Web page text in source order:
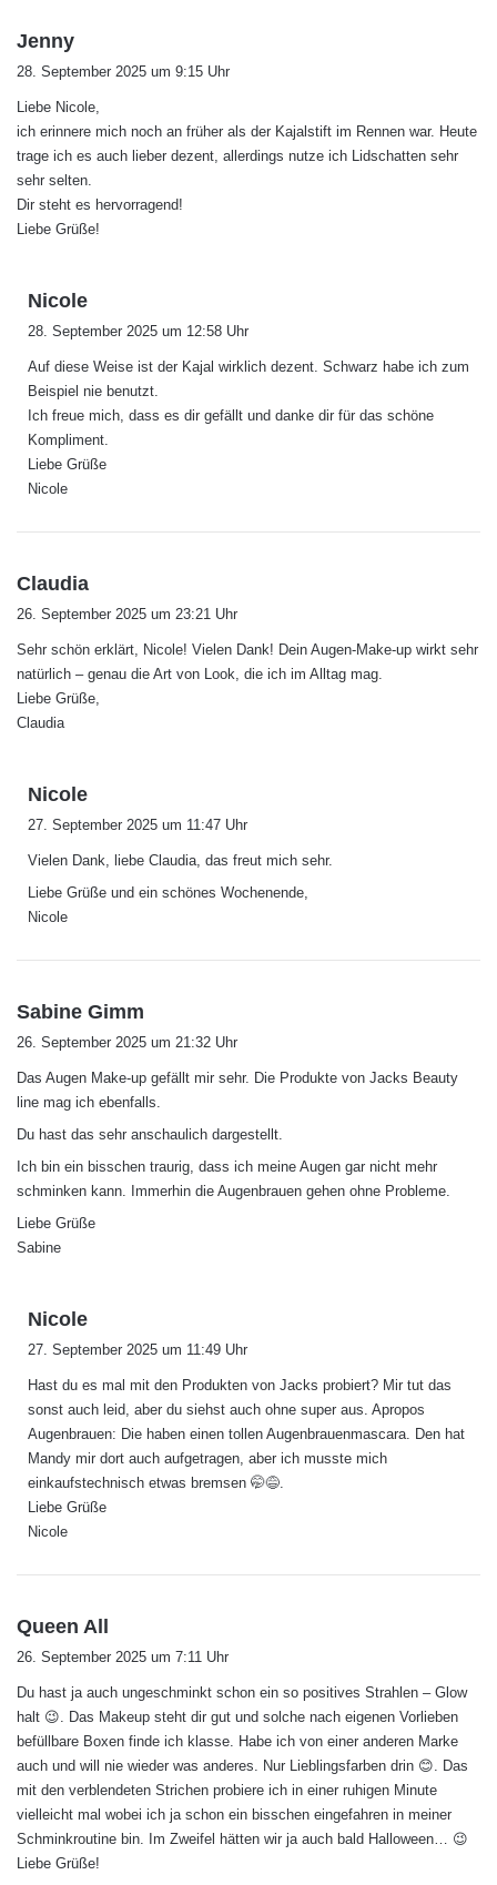
Jenny
t
:
28. September 2025 um 9:15 Uhr
Liebe Nicole,
ich erinnere mich noch an früher als der Kajalstift im Rennen war. Heute
trage ich es auch lieber dezent, allerdings nutze ich Lidschatten sehr
sehr selten.
Dir steht es hervorragend!
Liebe Grüße!
Nicole
t
:
28. September 2025 um 12:58 Uhr
Auf diese Weise ist der Kajal wirklich dezent. Schwarz habe ich zum
Beispiel nie benutzt.
Ich freue mich, dass es dir gefällt und danke dir für das schöne
Kompliment.
Liebe Grüße
Nicole
Claudia
t
:
26. September 2025 um 23:21 Uhr
Sehr schön erklärt, Nicole! Vielen Dank! Dein Augen-Make-up wirkt sehr
natürlich – genau die Art von Look, die ich im Alltag mag.
Liebe Grüße,
Claudia
Nicole
t
:
27. September 2025 um 11:47 Uhr
Vielen Dank, liebe Claudia, das freut mich sehr.
Liebe Grüße und ein schönes Wochenende,
Nicole
Sabine Gimm
t
:
26. September 2025 um 21:32 Uhr
Das Augen Make-up gefällt mir sehr. Die Produkte von Jacks Beauty
line mag ich ebenfalls.
Du hast das sehr anschaulich dargestellt.
Ich bin ein bisschen traurig, dass ich meine Augen gar nicht mehr
schminken kann. Immerhin die Augenbrauen gehen ohne Probleme.
Liebe Grüße
Sabine
Nicole
t
:
27. September 2025 um 11:49 Uhr
Hast du es mal mit den Produkten von Jacks probiert? Mir tut das
sonst auch leid, aber du siehst auch ohne super aus. Apropos
Augenbrauen: Die haben einen tollen Augenbrauenmascara. Den hat
Mandy mir dort auch aufgetragen, aber ich musste mich
einkaufstechnisch etwas bremsen 🤭😅.
Liebe Grüße
Nicole
Queen All
t
:
26. September 2025 um 7:11 Uhr
Du hast ja auch ungeschminkt schon ein so positives Strahlen – Glow
halt 😉. Das Makeup steht dir gut und solche nach eigenen Vorlieben
befüllbare Boxen finde ich klasse. Habe ich von einer anderen Marke
auch und will nie wieder was anderes. Nur Lieblingsfarben drin 😊. Das
mit den verblendeten Strichen probiere ich in einer ruhigen Minute
vielleicht mal wobei ich ja schon ein bisschen eingefahren in meiner
Schminkroutine bin. Im Zweifel hätten wir ja auch bald Halloween… 😉
Liebe Grüße!